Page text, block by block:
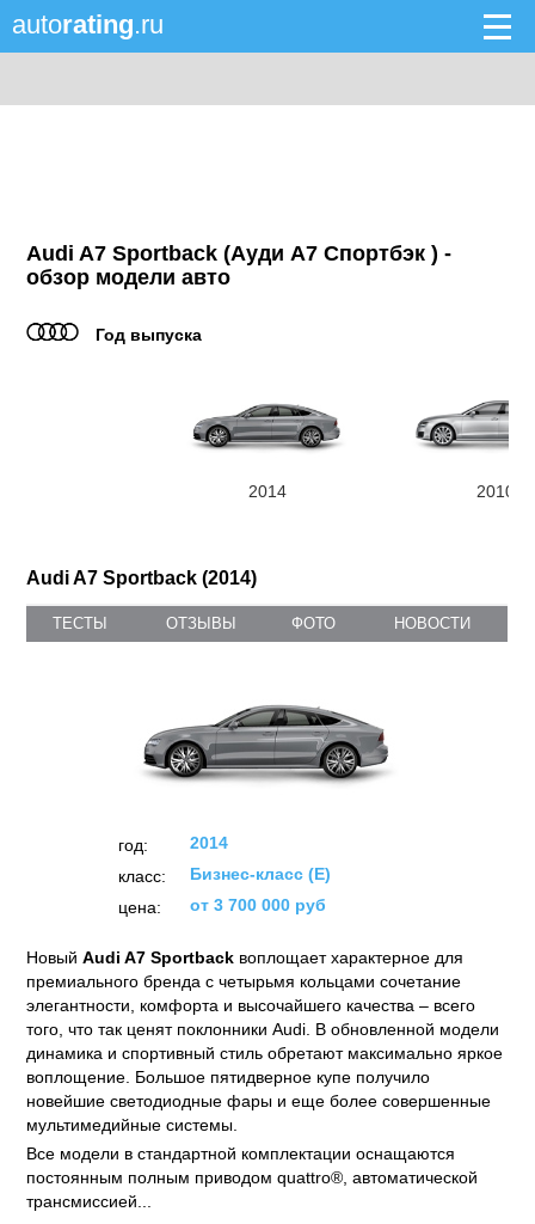
autorating.ru
Audi A7 Sportback (Ауди А7 Спортбэк ) -
обзор модели авто
Год выпуска
2014 2010
Audi A7 Sportback (2014)
ТЕСТЫ ОТЗЫВЫ ФОТО НОВОСТИ
год:
2014
класс:
Бизнес-класс (E)
цена:
от 3 700 000 руб
НовыйAudi A7 Sportback воплощает характерное для
премиального бренда с четырьмя кольцами сочетание
элегантности, комфорта и высочайшего качества – всего
того, что так ценят поклонники Audi. В обновленной модели
динамика и спортивный стиль обретают максимально яркое
воплощение. Большое пятидверное купе получило
новейшие светодиодные фары и еще более совершенные
мультимедийные системы.
Все модели в стандартной комплектации оснащаются
постоянным полным приводом quattro®, автоматической
трансмиссией...